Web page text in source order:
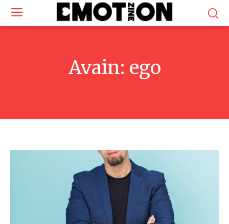
Avain: ego